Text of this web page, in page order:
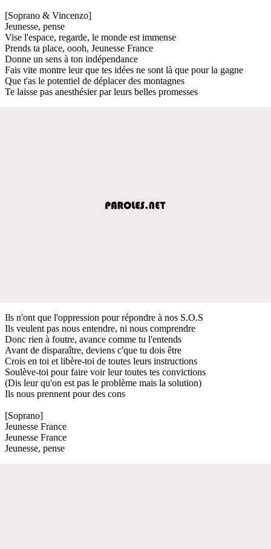
[Soprano & Vincenzo]
Jeunesse, pense
Vise l'espace, regarde, le monde est immense
Prends ta place, oooh, Jeunesse France
Donne un sens à ton indépendance
Fais vite montre leur que tes idées ne sont là que pour la gagne
Que t'as le potentiel de déplacer des montagnes
Te laisse pas anesthésier par leurs belles promesses
Ils n'ont que l'oppression pour répondre à nos S.O.S
Ils veulent pas nous entendre, ni nous comprendre
Donc rien à foutre, avance comme tu l'entends
Avant de disparaître, deviens c'que tu dois être
Crois en toi et libère-toi de toutes leurs instructions
Soulève-toi pour faire voir leur toutes tes convictions
(Dis leur qu'on est pas le problème mais la solution)
Ils nous prennent pour des cons
[Soprano]
Jeunesse France
Jeunesse France
Jeunesse, pense